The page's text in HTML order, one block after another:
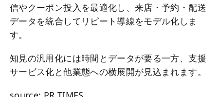
信やクーポン投入を最適化し、来店・予約・配送
データを統合してリピート導線をモデル化しま
す。
知見の汎用化には時間とデータが要る一方、支援
サービス化と他業態への横展開が見込まれます。